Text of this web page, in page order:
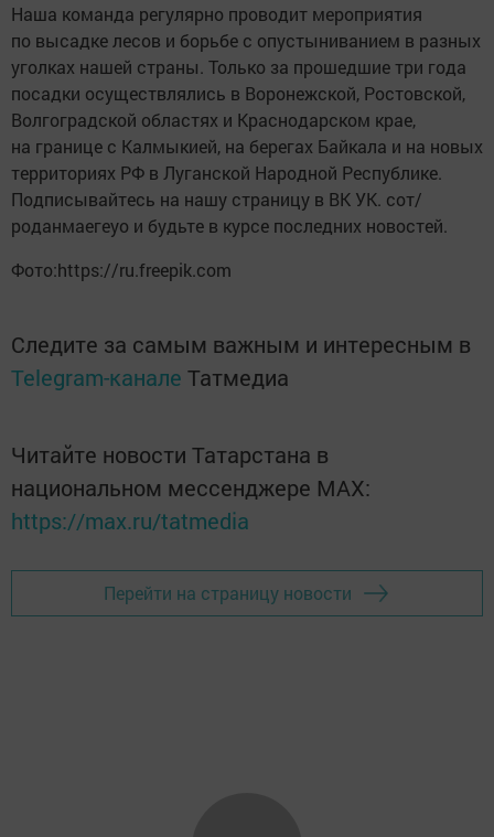
Наша команда регулярно проводит мероприятия
по высадке лесов и борьбе с опустыниванием в разных
уголках нашей страны. Только за прошедшие три года
посадки осуществлялись в Воронежской, Ростовской,
Волгоградской областях и Краснодарском крае,
на границе с Калмыкией, на берегах Байкала и на новых
территориях РФ в Луганской Народной Республике.
Подписывайтесь на нашу страницу в ВК УК. сот/
роданмаегеуо и будьте в курсе последних новостей.
Фото:https://ru.freepik.com
Следите за самым важным и интересным в
Telegram-канале Татмедиа
Читайте новости Татарстана в
национальном мессенджере MАХ:
https://max.ru/tatmedia
Перейти на страницу новости